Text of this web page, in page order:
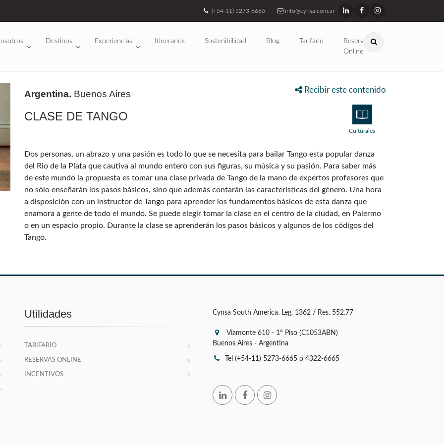
(+54-11) 5273-6665 info@cynsa.com.ar
Destinos Experiencias Itinerarios Sostenibilidad Blog Tarifario
Reservas
Online
Recibir este contenido
Argentina. Buenos Aires
CLASE DE TANGO
Culturales
Dos personas, un abrazo y una pasión es todo lo que se necesita para bailar Tango esta popular danza
del Rio de la Plata que cautiva al mundo entero con sus figuras, su música y su pasión. Para saber más
de este mundo la propuesta es tomar una clase privada de Tango de la mano de expertos profesores que
no sólo enseñarán los pasos básicos, sino que además contarán las características del género. Una hora
a disposición con un instructor de Tango para aprender los fundamentos básicos de esta danza que
enamora a gente de todo el mundo. Se puede elegir tomar la clase en el centro de la ciudad, en Palermo
o en un espacio propio. Durante la clase se aprenderán los pasos básicos y algunos de los códigos del
Tango.
Utilidades
TARIFARIO
RESERVAS ONLINE
INCENTIVOS
Cynsa South America. Leg. 1362 / Res. 552.77
Viamonte 610 - 1° Piso (C1053ABN)
Buenos Aires - Argentina
Tel (+54-11) 5273-6665 o 4322-6665